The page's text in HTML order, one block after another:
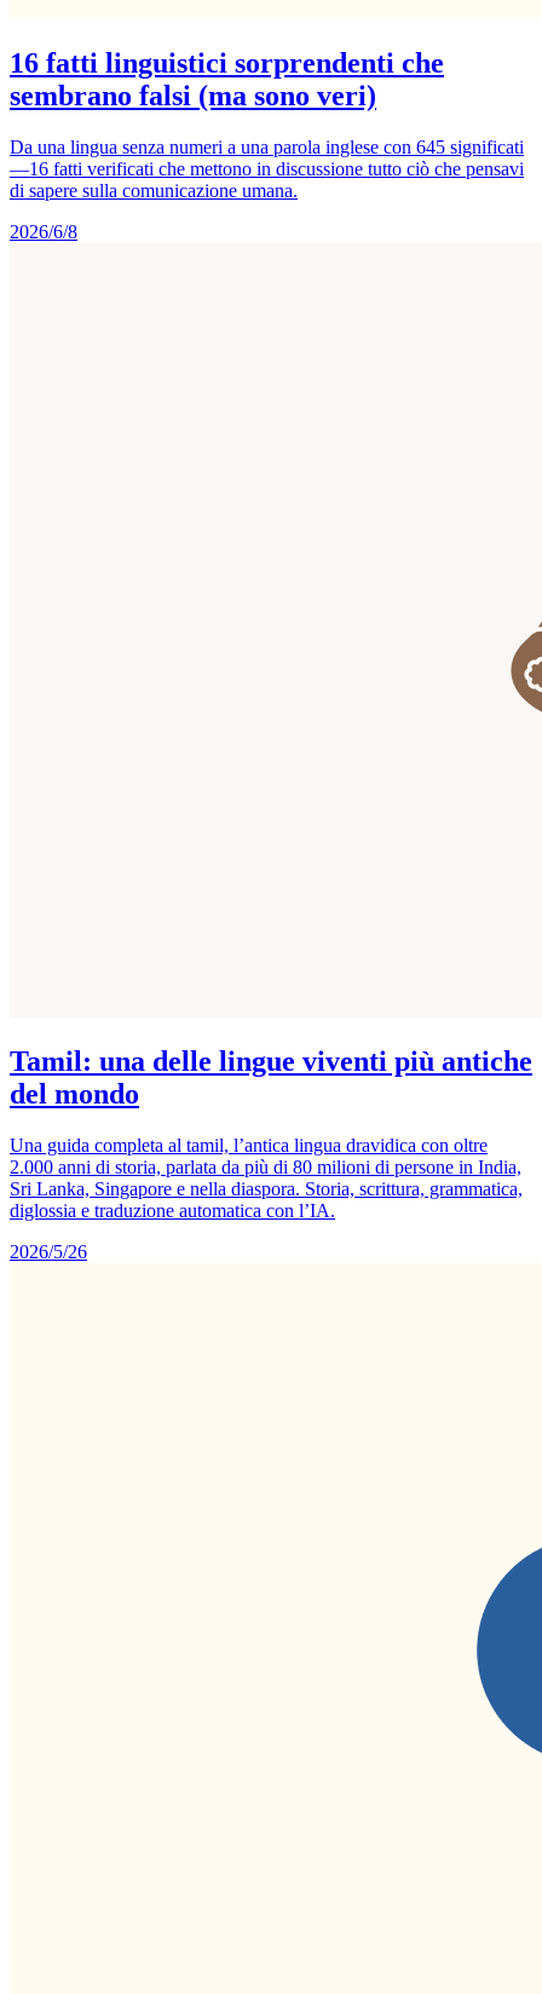
16 fatti linguistici sorprendenti che
sembrano falsi (ma sono veri)
Da una lingua senza numeri a una parola inglese con 645 significati
—16 fatti verificati che mettono in discussione tutto ciò che pensavi
di sapere sulla comunicazione umana.
2026/6/8
Tamil: una delle lingue viventi più antiche
del mondo
Una guida completa al tamil, l’antica lingua dravidica con oltre
2.000 anni di storia, parlata da più di 80 milioni di persone in India,
Sri Lanka, Singapore e nella diaspora. Storia, scrittura, grammatica,
diglossia e traduzione automatica con l’IA.
2026/5/26